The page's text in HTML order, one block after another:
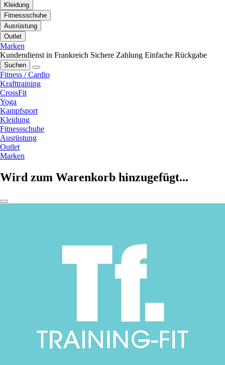
Kleidung
Fitnessschuhe
Ausrüstung
Outlet
Marken
Kundendienst in Frankreich Sichere Zahlung Einfache Rückgabe
Suchen
Fitness / Cardio
Krafttraining
CrossFit
Yoga
Kampfsport
Kleidung
Fitnessschuhe
Ausrüstung
Outlet
Marken
Wird zum Warenkorb hinzugefügt...